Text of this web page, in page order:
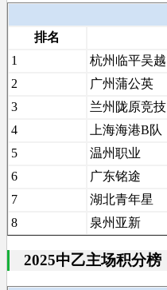
排名
1
杭州临平吴越
2
广州蒲公英
3
兰州陇原竞技
4
上海海港B队
5
温州职业
6
广东铭途
7
湖北青年星
8
泉州亚新
2025中乙主场积分榜